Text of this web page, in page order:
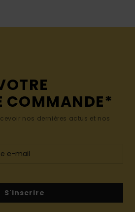
COMMANDE*
nos dernières actus et nos
S'inscrire